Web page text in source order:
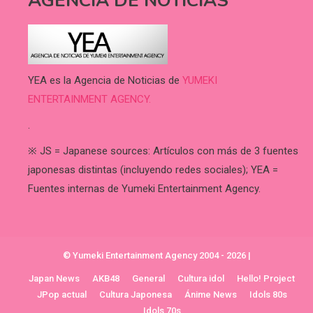
YEA es la Agencia de Noticias de YUMEKI
ENTERTAINMENT AGENCY.
.
※ JS = Japanese sources: Artículos con más de 3 fuentes
japonesas distintas (incluyendo redes sociales); YEA =
Fuentes internas de Yumeki Entertainment Agency.
© Yumeki Entertainment Agency 2004 - 2026 |
Japan News AKB48 General Cultura idol
Hello! Project
JPop actual
Cultura Japonesa Ánime News
Idols 80s
Idols 70s